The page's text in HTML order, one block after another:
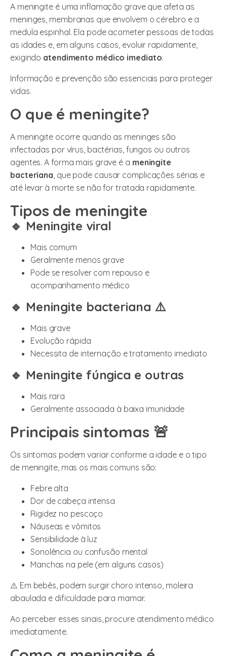
A meningite é uma inflamação grave que afeta as
meninges, membranas que envolvem o cérebro e a
medula espinhal. Ela pode acometer pessoas de todas
as idades e, em alguns casos, evoluir rapidamente,
exigindo atendimento médico imediato.
Informação e prevenção são essenciais para proteger
vidas.
O que é meningite?
A meningite ocorre quando as meninges são
infectadas por vírus, bactérias, fungos ou outros
agentes. A forma mais grave é a meningite
bacteriana, que pode causar complicações sérias e
até levar à morte se não for tratada rapidamente.
Tipos de meningite
🔹 Meningite viral
Mais comum
Geralmente menos grave
Pode se resolver com repouso e
acompanhamento médico
🔹 Meningite bacteriana ⚠️
Mais grave
Evolução rápida
Necessita de internação e tratamento imediato
🔹 Meningite fúngica e outras
Mais rara
Geralmente associada à baixa imunidade
Principais sintomas 🚨
Os sintomas podem variar conforme a idade e o tipo
de meningite, mas os mais comuns são:
Febre alta
Dor de cabeça intensa
Rigidez no pescoço
Náuseas e vômitos
Sensibilidade à luz
Sonolência ou confusão mental
Manchas na pele (em alguns casos)
⚠️ Em bebês, podem surgir choro intenso, moleira
abaulada e dificuldade para mamar.
Ao perceber esses sinais, procure atendimento médico
imediatamente.